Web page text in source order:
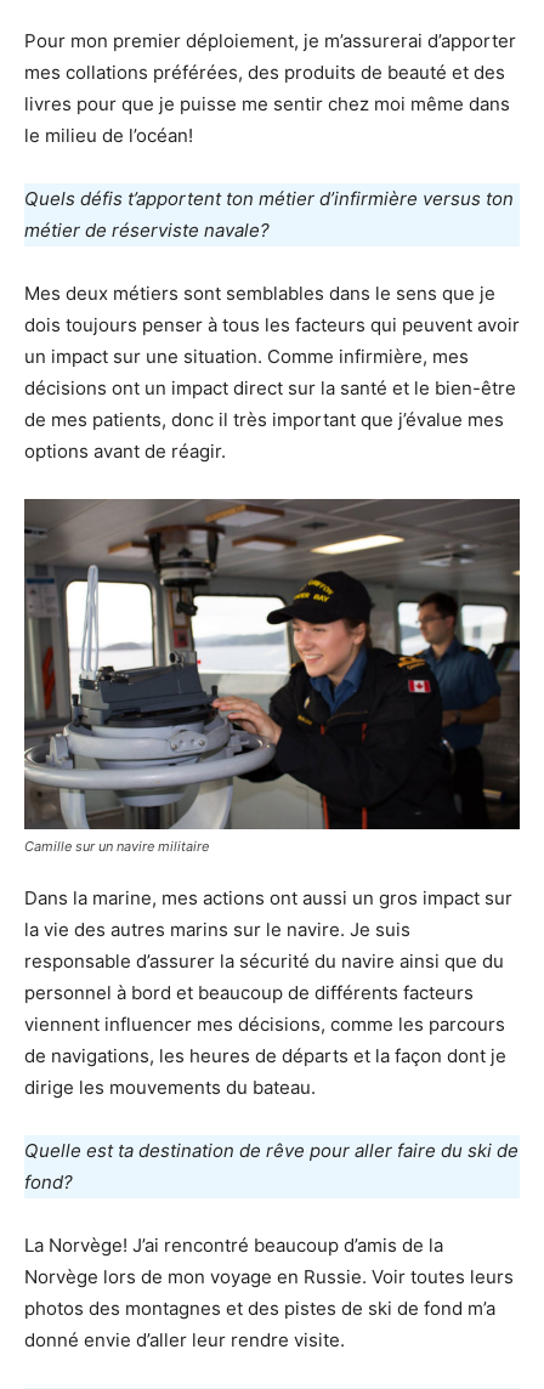
Pour mon premier déploiement, je m’assurerai d’apporter
mes collations préférées, des produits de beauté et des
livres pour que je puisse me sentir chez moi même dans
le milieu de l’océan!
Quels défis t’apportent ton métier d’infirmière versus ton
métier de réserviste navale?
Mes deux métiers sont semblables dans le sens que je
dois toujours penser à tous les facteurs qui peuvent avoir
un impact sur une situation. Comme infirmière, mes
décisions ont un impact direct sur la santé et le bien-être
de mes patients, donc il très important que j’évalue mes
options avant de réagir.
Camille sur un navire militaire
Dans la marine, mes actions ont aussi un gros impact sur
la vie des autres marins sur le navire. Je suis
responsable d’assurer la sécurité du navire ainsi que du
personnel à bord et beaucoup de différents facteurs
viennent influencer mes décisions, comme les parcours
de navigations, les heures de départs et la façon dont je
dirige les mouvements du bateau.
Quelle est ta destination de rêve pour aller faire du ski de
fond?
La Norvège! J’ai rencontré beaucoup d’amis de la
Norvège lors de mon voyage en Russie. Voir toutes leurs
photos des montagnes et des pistes de ski de fond m’a
donné envie d’aller leur rendre visite.